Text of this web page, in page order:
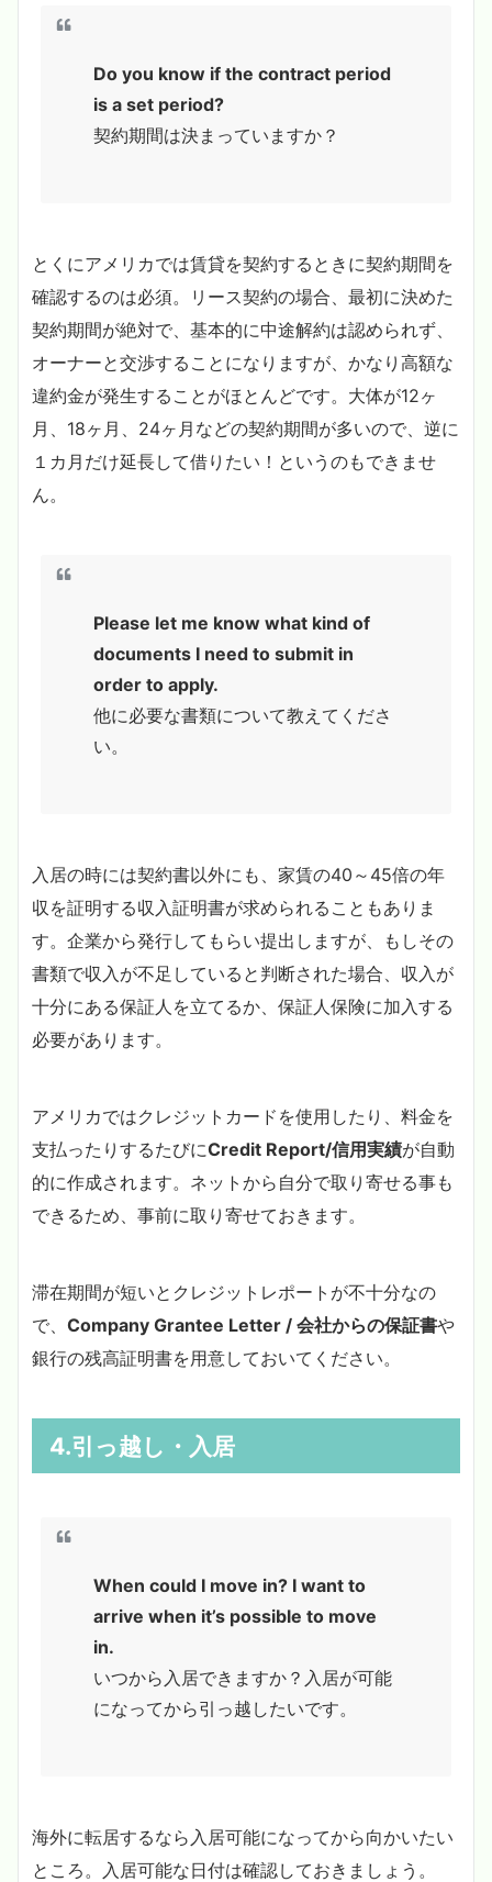
Do you know if the contract period
is a set period?
契約期間は決まっていますか？
とくにアメリカでは賃貸を契約するときに契約期間を
確認するのは必須。リース契約の場合、最初に決めた
契約期間が絶対で、基本的に中途解約は認められず、
オーナーと交渉することになりますが、かなり高額な
違約金が発生することがほとんどです。大体が12ヶ
月、18ヶ月、24ヶ月などの契約期間が多いので、逆に
１カ月だけ延長して借りたい！というのもできませ
ん。
Please let me know what kind of
documents I need to submit in
order to apply.
他に必要な書類について教えてくださ
い。
入居の時には契約書以外にも、家賃の40～45倍の年
収を証明する収入証明書が求められることもありま
す。企業から発行してもらい提出しますが、もしその
書類で収入が不足していると判断された場合、収入が
十分にある保証人を立てるか、保証人保険に加入する
必要があります。
アメリカではクレジットカードを使用したり、料金を
支払ったりするたびにCredit Report/信用実績が自動
的に作成されます。ネットから自分で取り寄せる事も
できるため、事前に取り寄せておきます。
滞在期間が短いとクレジットレポートが不十分なの
で、 Company Grantee Letter / 会社からの保証書や
銀行の残高証明書を用意しておいてください。
4.引っ越し・入居
When could I move in? I want to
arrive when it’s possible to move
in.
いつから入居できますか？入居が可能
になってから引っ越したいです。
海外に転居するなら入居可能になってから向かいたい
ところ。入居可能な日付は確認しておきましょう。